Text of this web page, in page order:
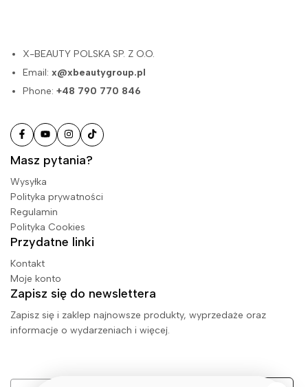
X-BEAUTY POLSKA SP. Z O.O.
Email:x@xbeautygroup.pl
Phone:+48 790 770 846
Masz pytania?
Wysyłka
Polityka prywatności
Regulamin
Polityka Cookies
Przydatne linki
Kontakt
Moje konto
Zapisz się do newslettera
Zapisz się i zaklep najnowsze produkty, wyprzedaże oraz
informacje o wydarzeniach i więcej.